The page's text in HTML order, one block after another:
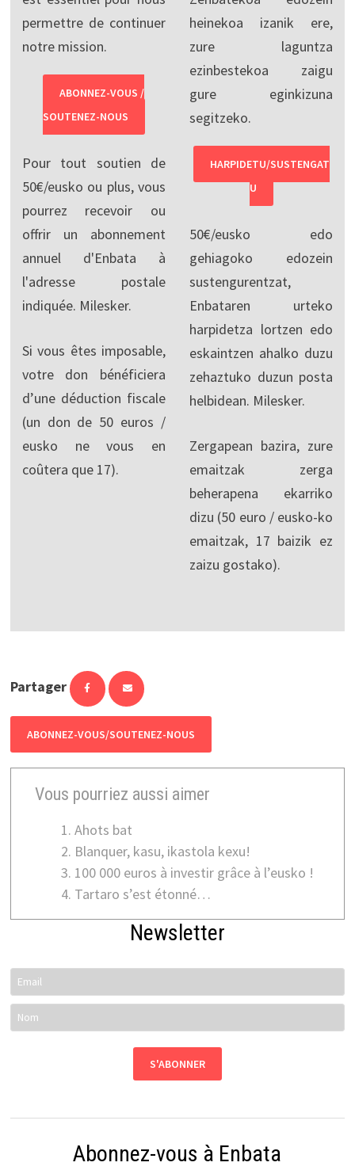
permettre de continuer
notre mission.
ABONNEZ-VOUS /
SOUTENEZ-NOUS
Pour tout soutien de
50€/eusko ou plus, vous
pourrez recevoir ou
offrir un abonnement
annuel d'Enbata à
l'adresse postale
indiquée. Milesker.
Si vous êtes imposable,
votre don bénéficiera
d’une déduction fiscale
(un don de 50 euros /
eusko ne vous en
coûtera que 17).
heinekoa izanik ere,
zure laguntza
ezinbestekoa zaigu
gure eginkizuna
segitzeko.
HARPIDETU/SUSTENGAT
U
50€/eusko edo
gehiagoko edozein
sustengurentzat,
Enbataren urteko
harpidetza lortzen edo
eskaintzen ahalko duzu
zehaztuko duzun posta
helbidean. Milesker.
Zergapean bazira, zure
emaitzak zerga
beherapena ekarriko
dizu (50 euro / eusko-ko
emaitzak, 17 baizik ez
zaizu gostako).
Partager
ABONNEZ-VOUS/SOUTENEZ-NOUS
Vous pourriez aussi aimer
Ahots bat
Blanquer, kasu, ikastola kexu!
100 000 euros à investir grâce à l’eusko !
Tartaro s’est étonné…
Newsletter
Abonnez-vous à Enbata